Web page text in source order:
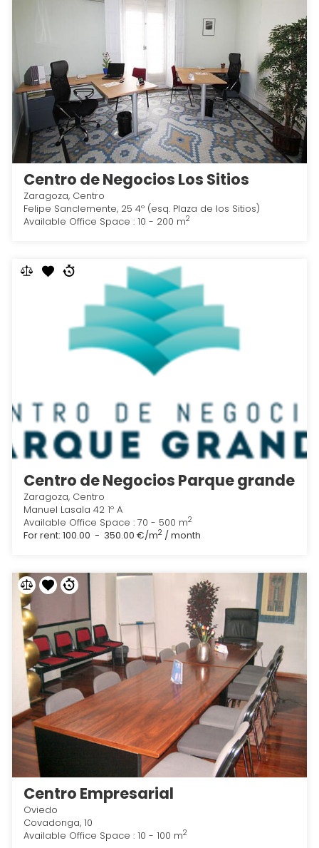
Centro de Negocios Los Sitios
Zaragoza, Centro
Felipe Sanclemente, 25 4º (esq. Plaza de los Sitios)
Available Office Space : 10 - 200 m2
Centro de Negocios Parque grande
Zaragoza, Centro
Manuel Lasala 42 1º A
Available Office Space : 70 - 500 m2
For rent: 100.00 - 350.00 €/m2 / month
Centro Empresarial
Oviedo
Covadonga, 10
Available Office Space : 10 - 100 m2